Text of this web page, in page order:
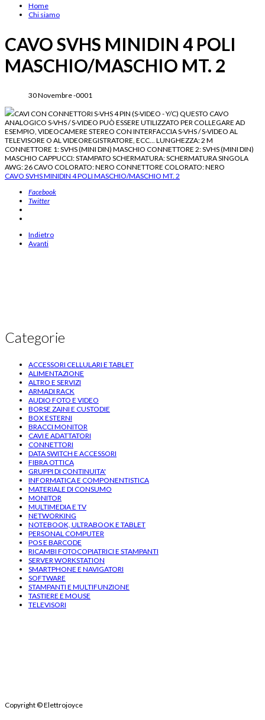
Home
Chi siamo
CAVO SVHS MINIDIN 4 POLI
MASCHIO/MASCHIO MT. 2
30 Novembre -0001
CAVI CON CONNETTORI S-VHS 4 PIN (S-VIDEO - Y/C) QUESTO CAVO
ANALOGICO S-VHS / S-VIDEO PUÒ ESSERE UTILIZZATO PER COLLEGARE AD
ESEMPIO, VIDEOCAMERE STEREO CON INTERFACCIA S-VHS / S-VIDEO AL
TELEVISORE O AL VIDEOREGISTRATORE, ECC... LUNGHEZZA: 2 M
CONNETTORE 1: SVHS (MINI DIN) MASCHIO CONNETTORE 2: SVHS (MINI DIN)
MASCHIO CAPPUCCI: STAMPATO SCHERMATURA: SCHERMATURA SINGOLA
AWG: 26 CAVO COLORATO: NERO CONNETTORE COLORATO: NERO
CAVO SVHS MINIDIN 4 POLI MASCHIO/MASCHIO MT. 2
Facebook
Twitter
Indietro
Avanti
Categorie
ACCESSORI CELLULARI E TABLET
ALIMENTAZIONE
ALTRO E SERVIZI
ARMADI RACK
AUDIO FOTO E VIDEO
BORSE ZAINI E CUSTODIE
BOX ESTERNI
BRACCI MONITOR
CAVI E ADATTATORI
CONNETTORI
DATA SWITCH E ACCESSORI
FIBRA OTTICA
GRUPPI DI CONTINUITA'
INFORMATICA E COMPONENTISTICA
MATERIALE DI CONSUMO
MONITOR
MULTIMEDIA E TV
NETWORKING
NOTEBOOK, ULTRABOOK E TABLET
PERSONAL COMPUTER
POS E BARCODE
RICAMBI FOTOCOPIATRICI E STAMPANTI
SERVER WORKSTATION
SMARTPHONE E NAVIGATORI
SOFTWARE
STAMPANTI E MULTIFUNZIONE
TASTIERE E MOUSE
TELEVISORI
Copyright© Elettrojoyce